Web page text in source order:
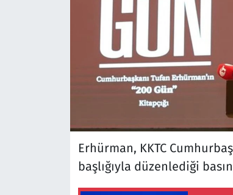
Erhürman, KKTC
başlığıyla düzenlediği